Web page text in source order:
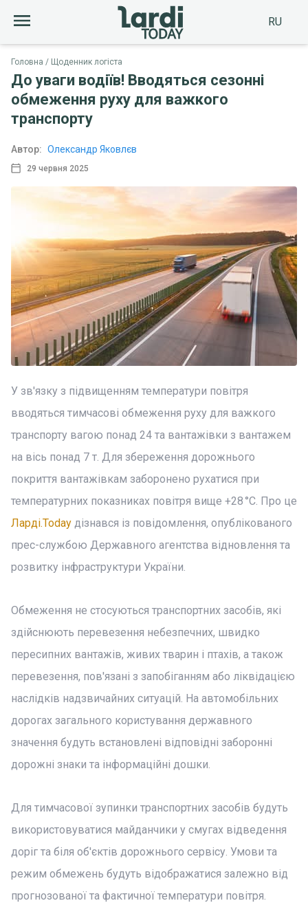
RU
Головна Щоденник логіста
До уваги водіїв! Вводяться сезонні
обмеження руху для важкого
транспорту
29 червня 2025
Автор: Олександр Яковлєв
У зв'язку з підвищенням температури повітря
вводяться тимчасові обмеження руху для важкого
транспорту вагою понад 24 та вантажівки з вантажем
на вісь понад 7 т. Для збереження дорожнього
покриття вантажівкам заборонено рухатися при
температурних показниках повітря вище +28 °C. Про це
Ларді.Today дізнався із повідомлення, опублікованого
прес-службою Державного агентства відновлення та
розвитку інфраструктури України.
Обмеження не стосуються транспортних засобів, які
здійснюють перевезення небезпечних, швидко
пересипних вантажів, живих тварин і птахів, а також
перевезення, пов'язані з запобіганням або ліквідацією
наслідків надзвичайних ситуацій. На автомобільних
дорогах загального користування державного
значення будуть встановлені відповідні заборонні
дорожні знаки та інформаційні дошки.
Для тимчасової зупинки транспортних засобів будуть
використовуватися майданчики у смугах відведення
доріг та біля об'єктів дорожнього сервісу. Умови та
режим обмежень будуть відображатися залежно від
прогнозованої та фактичної температури повітря.